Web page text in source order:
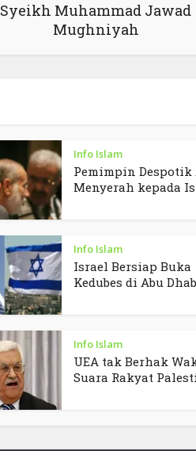
Syeikh Muhammad Jawad
Mughniyah
Info Islam
Pemimpin Despotik
Menyerah kepada
Info Islam
Israel Bersiap Buka
Kedubes di Abu
Info Islam
UEA tak Berhak
Suara Rakyat